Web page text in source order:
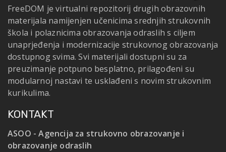
FreeDOM je virtualni repozitorij drugih obrazovnih
materijala namijenjen učenicima srednjih strukovnih
škola i polaznicima obrazovanja odraslih s ciljem
unaprjeđenja i modernizacije strukovnog obrazovanja
dostupnog svima. Svi materijali dostupni su za
preuzimanje potpuno besplatno, prilagođeni su
modularnoj nastavi te usklađeni s novim strukovnim
kurikulima.
KONTAKT
ASOO - Agencija za strukovno obrazovanje i
obrazovanje odraslih